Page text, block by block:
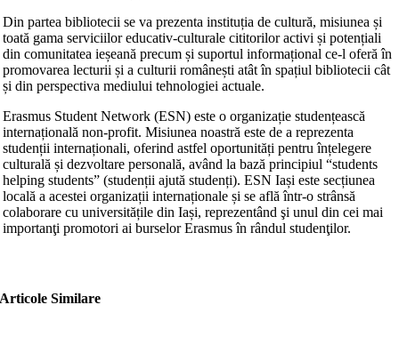
Din partea bibliotecii se va prezenta instituția de cultură, misiunea și
toată gama serviciilor educativ-culturale cititorilor activi și potențiali
din comunitatea ieșeană precum și suportul informațional ce-l oferă în
promovarea lecturii și a culturii românești atât în spațiul bibliotecii cât
și din perspectiva mediului tehnologiei actuale.
Erasmus Student Network (ESN) este o organizație studențească
internațională non-profit. Misiunea noastră este de a reprezenta
studenții internaționali, oferind astfel oportunități pentru înțelegere
culturală și dezvoltare personală, având la bază principiul “students
helping students” (studenții ajută studenți). ESN Iași este secțiunea
locală a acestei organizații internaționale și se află într-o strânsă
colaborare cu universitățile din Iași, reprezentând şi unul din cei mai
importanţi promotori ai burselor Erasmus în rândul studenţilor.
Articole Similare